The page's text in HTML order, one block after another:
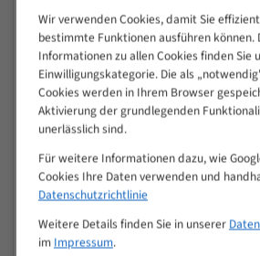
30
4/5
50
80
> 100
VOLLMATERIAL
M (mm)
Zähne pro
Zoll (ZpZ))
>
25
15 - 40
Wir verwenden Cookies, damit Sie
bestimmte Funktionen ausführen können.
Informationen zu allen Cookies finden Sie
Einwilligungskategorie. Die als
Cookies werden in Ihrem Browser
Aktivierung der grundlegenden
unerlässlich sind.
Für weitere Informationen dazu, wie
Cookies Ihre Daten verwenden und
Datenschutzrichtlinie
Weitere Details finden Sie in unserer
im Impressum.